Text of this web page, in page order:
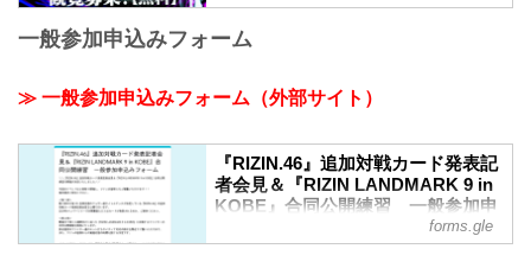
『RIZIN.46』追加対戦カード発表記者会
ラブ会員様の中から抽選で本イベントに
チャンス！お早めにご応募ください！
『RIZIN.46』追加対戦カード発表記者会
見＆『RIZIN LANDMARK 9 in KOBE』合
同公開練習 ■開催日時2024年3月12日
（火） 第1部：13:00〜14:00（予
一般参加申込みフォーム
≫ 一般参加申込みフォーム（外部サイト）
『RIZIN.46』追加対戦カード発表記
者会見＆『RIZIN LANDMARK 9 in
KOBE』合同公開練習 一般参加申
forms.gle